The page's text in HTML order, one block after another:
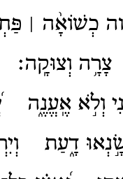
כְשׁוֹאָ֨ה ׀
וְצוּקָֽה׃
וְלֹ֣א אֶֽעֱנֶ֑ה
דָ֑עַת